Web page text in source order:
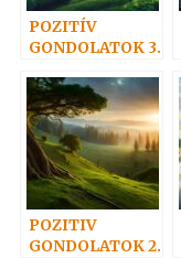
POZITÍV
GONDOLATOK 3.
POZITIV
GONDOLATOK 2.